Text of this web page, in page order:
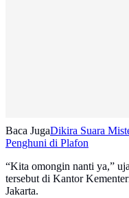
Baca JugaDikira Suara
Penghuni di Plafon
“Kita omongin nanti ya,”
tersebut di Kantor
Jakarta.